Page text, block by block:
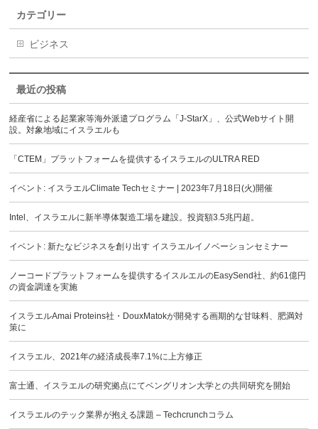
カテゴリー
ビジネス
最近の投稿
経産省による起業家等海外派遣プログラム「J-StarX」、公式Webサイト開
設。対象地域にイスラエルも
「CTEM」プラットフォームを提供するイスラエルのULTRA RED
イベント: イスラエルClimate Techセミナー | 2023年7月18日(火)開催
Intel、イスラエルに新半導体製造工場を建設。投資額3.5兆円超。
イベント: 新たなビジネスを創り出す イスラエルイノベーションセミナー
ノーコードプラットフォームを提供するイスルエルのEasySend社、約61億円
の資金調達を実施
イスラエルAmai Proteins社・DouxMatokが開発する画期的な甘味料、肥満対
策に
イスラエル、2021年の経済成長率7.1%に上方修正
富士通、イスラエルの研究拠点にてベングリオン大学との共同研究を開始
イスラエルのテック業界が抱える課題 – Techcrunchコラム